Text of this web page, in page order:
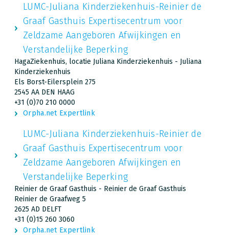
LUMC-Juliana Kinderziekenhuis-Reinier de
Graaf Gasthuis Expertisecentrum voor
Zeldzame Aangeboren Afwijkingen en
Verstandelijke Beperking
HagaZiekenhuis, locatie Juliana Kinderziekenhuis - Juliana
Kinderziekenhuis
Els Borst-Eilersplein 275
2545 AA DEN HAAG
+31 (0)70 210 0000
Orpha.net Expertlink
LUMC-Juliana Kinderziekenhuis-Reinier de
Graaf Gasthuis Expertisecentrum voor
Zeldzame Aangeboren Afwijkingen en
Verstandelijke Beperking
Reinier de Graaf Gasthuis - Reinier de Graaf Gasthuis
Reinier de Graafweg 5
2625 AD DELFT
+31 (0)15 260 3060
Orpha.net Expertlink